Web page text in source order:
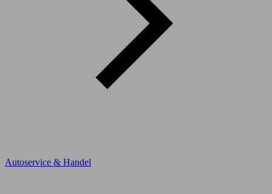
Autoservice & Handel